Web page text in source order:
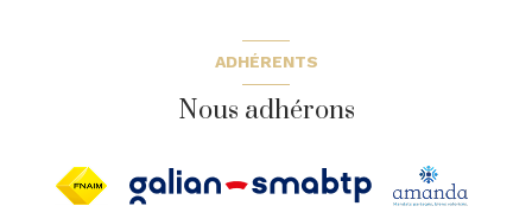
ADHÉRENTS
Nous adhérons